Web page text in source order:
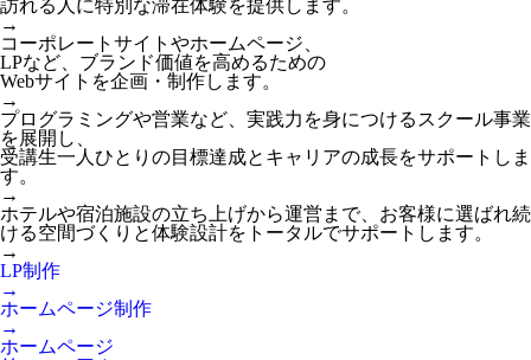
訪れる人に特別な滞在体験を提供します。
→
コーポレートサイトやホームページ、
LPなど、ブランド価値を高めるための
Webサイトを企画・制作します。
→
プログラミングや営業など、実践力を身につけるスクール事業
を展開し、
受講生一人ひとりの目標達成とキャリアの成長をサポートしま
す。
→
ホテルや宿泊施設の立ち上げから運営まで、お客様に選ばれ続
ける空間づくりと体験設計をトータルでサポートします。
→
LP制作
→
ホームページ制作
→
ホームページ